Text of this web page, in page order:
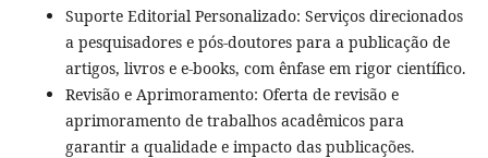
Suporte Editorial Personalizado: Serviços direcionados
a pesquisadores e pós-doutores para a publicação de
artigos, livros e e-books, com ênfase em rigor científico.
Revisão e Aprimoramento: Oferta de revisão e
aprimoramento de trabalhos acadêmicos para
garantir a qualidade e impacto das publicações.